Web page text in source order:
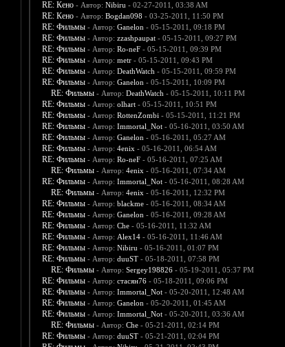
RE: Кено - Автор: Nibiru - 02-27-2011, 03:38 AM
RE: Кено - Автор: Bogdan098 - 03-25-2011, 11:50 PM
RE: Фильмы - Автор: Ganelon - 05-15-2011, 09:18 PM
RE: Фильмы - Автор: zzashpaupat- 05-15-2011, 09:27 PM
RE: Фильмы - Автор: Ro-neF- 05-15-2011, 09:39 PM
RE: Фильмы - Автор: metr- 05-15-2011, 09:43 PM
RE: Фильмы - Автор: DeathWatch - 05-15-2011, 09:59 PM
RE: Фильмы - Автор: Ganelon - 05-15-2011, 10:09 PM
RE: Фильмы - Автор: DeathWatch - 05-15-2011, 10:11 PM
RE: Фильмы - Автор: olhart- 05-15-2011, 10:51 PM
RE: Фильмы - Автор: RottenZombi - 05-15-2011, 11:21 PM
RE: Фильмы - Автор: Immortal_Not- 05-16-2011, 03:50 AM
RE: Фильмы - Автор: Ganelon - 05-16-2011, 05:27 AM
RE: Фильмы - Автор: 4enix - 05-16-2011, 06:54 AM
RE: Фильмы - Автор: Ro-neF- 05-16-2011, 07:25 AM
RE: Фильмы - Автор: 4enix - 05-16-2011, 07:34 AM
RE: Фильмы - Автор: Immortal_Not- 05-16-2011, 08:28 AM
RE: Фильмы - Автор: 4enix - 05-16-2011, 12:32 PM
RE: Фильмы - Автор: blackme- 05-16-2011, 08:34 AM
RE: Фильмы - Автор: Ganelon - 05-16-2011, 09:28 AM
RE: Фильмы - Автор: Che- 05-16-2011, 11:32 AM
RE: Фильмы - Автор: Alex14- 05-16-2011, 11:46 AM
RE: Фильмы - Автор: Nibiru - 05-16-2011, 01:07 PM
RE: Фильмы - Автор: duuST- 05-18-2011, 07:58 PM
RE: Фильмы - Автор: Sergey198826- 05-19-2011, 05:37 PM
RE: Фильмы - Автор: стасян76- 05-18-2011, 09:06 PM
RE: Фильмы - Автор: Immortal_Not- 05-20-2011, 12:48 AM
RE: Фильмы - Автор: Ganelon - 05-20-2011, 01:45 AM
RE: Фильмы - Автор: Immortal_Not- 05-20-2011, 03:36 AM
RE: Фильмы - Автор: Che- 05-21-2011, 02:14 PM
RE: Фильмы - Автор: duuST- 05-21-2011, 02:04 PM